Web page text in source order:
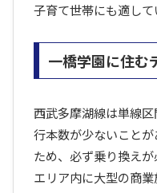
子育て世帯にも適して
一橋学園に住む
西武多摩湖線は単線
行本数が少ないこと
ため、必ず乗り換えが
エリア内に大型の商